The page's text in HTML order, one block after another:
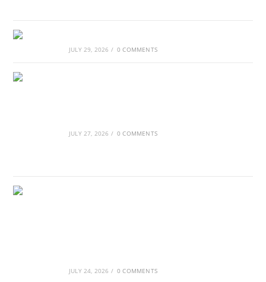
JULY 29, 2026 / 0 COMMENTS
JULY 27, 2026 / 0 COMMENTS
JULY 24, 2026 / 0 COMMENTS